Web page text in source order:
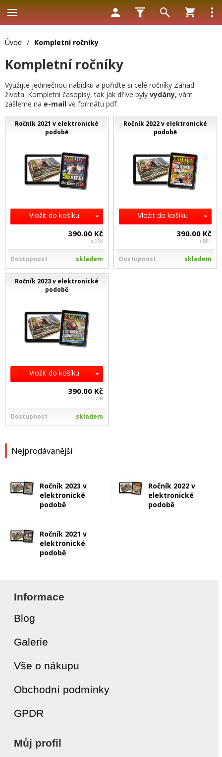
Nejprodávanější
Ročník 2023 v
elektronické
podobě
Ročník 2022 v
elektronické
podobě
Ročník 2021 v
elektronické
podobě
Úvod / Kompletní ročníky
Kompletní ročníky
Využijte jedinečnou nabídku a pořiďte si celé ročníky Záhad
života. Kompletní časopisy, tak jak dříve byly vydány, vám
zašleme na e-mail ve formátu pdf.
Ročník 2021 v elektronické
podobě
Vložit do košíku
390.00 Kč
s DPH
Dostupnost skladem
Ročník 2022 v elektronické
podobě
Vložit do košíku
390.00 Kč
s DPH
Dostupnost skladem
Ročník 2023 v elektronické
podobě
Vložit do košíku
390.00 Kč
s DPH
Dostupnost skladem
Informace
Blog
Galerie
Vše o nákupu
Obchodní podmínky
GPDR
Můj profil